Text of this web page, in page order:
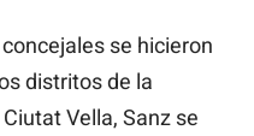
se hicieron
distritos de la
Vella, Sanz se